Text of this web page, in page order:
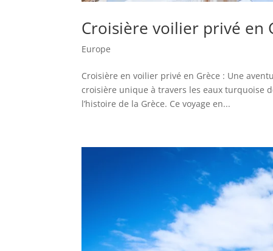
Croisière voilier privé en
Europe
Croisière en voilier privé en Grèce : Une
croisière unique à travers les eaux turquoise
l’histoire de la Grèce. Ce voyage en...